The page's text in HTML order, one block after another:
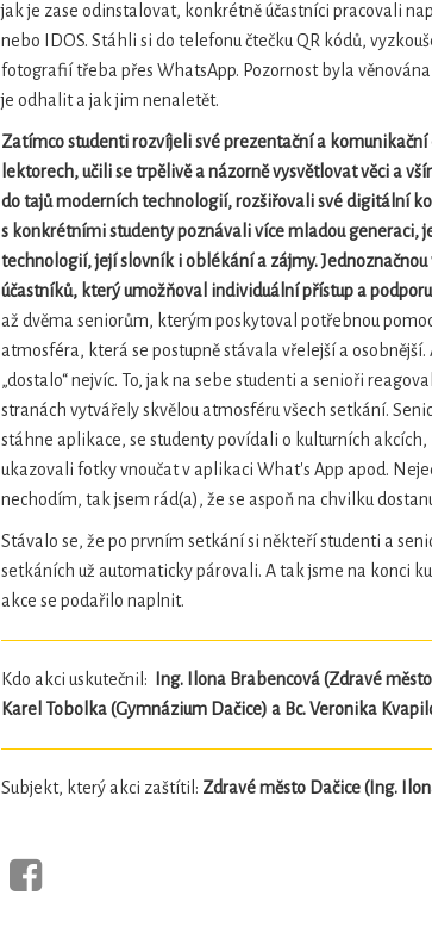
jak je zase odinstalovat, konkrétně účastníci pracovali
nebo IDOS. Stáhli si do telefonu čtečku QR kódů,
fotografií třeba přes WhatsApp. Pozornost byla
je odhalit a jak jim nenaletět.
Zatímco studenti rozvíjeli své prezentační a
lektorech, učili se trpělivě a názorně vysvětlovat věci a
do tajů moderních technologií, rozšiřovali své digitální
s konkrétními studenty poznávali více mladou generaci,
technologií, její slovník i oblékání a zájmy.
účastníků, který umožňoval individuální přístup a
až dvěma seniorům, kterým poskytoval potřebnou
atmosféra, která se postupně stávala vřelejší a
„dostalo“ nejvíc. To, jak na sebe studenti a senioři
stranách vytvářely skvělou atmosféru všech setkání.
stáhne aplikace, se studenty povídali o kulturních
ukazovali fotky vnoučat v aplikaci What's App apod.
nechodím, tak jsem rád(a), že se aspoň na chvilku
Stávalo se, že po prvním setkání si někteří studenti a
setkáních už automaticky párovali. A tak jsme na konci
akce se podařilo naplnit.
Kdo akci uskutečnil:
Ing. Ilona Brabencová (Zdravé
Karel Tobolka (Gymnázium Dačice) a Bc. Veronika
Subjekt, který akci zaštítil: Zdravé město Dačice (Ing.